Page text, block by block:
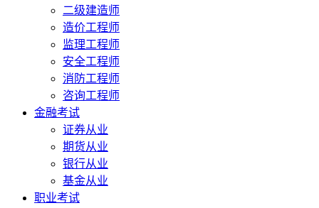
二级建造师
造价工程师
监理工程师
安全工程师
消防工程师
咨询工程师
金融考试
证券从业
期货从业
银行从业
基金从业
职业考试